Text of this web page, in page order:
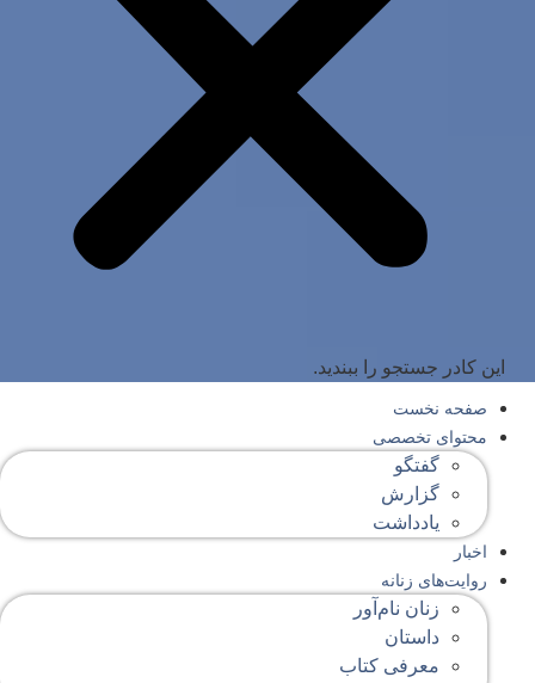
این کادر جستجو را ببندید.
صفحه‌ نخست
محتوای‌ تخصصی
گفتگو
گزارش
یادداشت
اخبار
روایت‌های زنانه
زنان نام‌آور
داستان
معرفی کتاب